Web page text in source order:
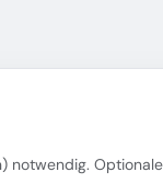
notwendig. Optionale